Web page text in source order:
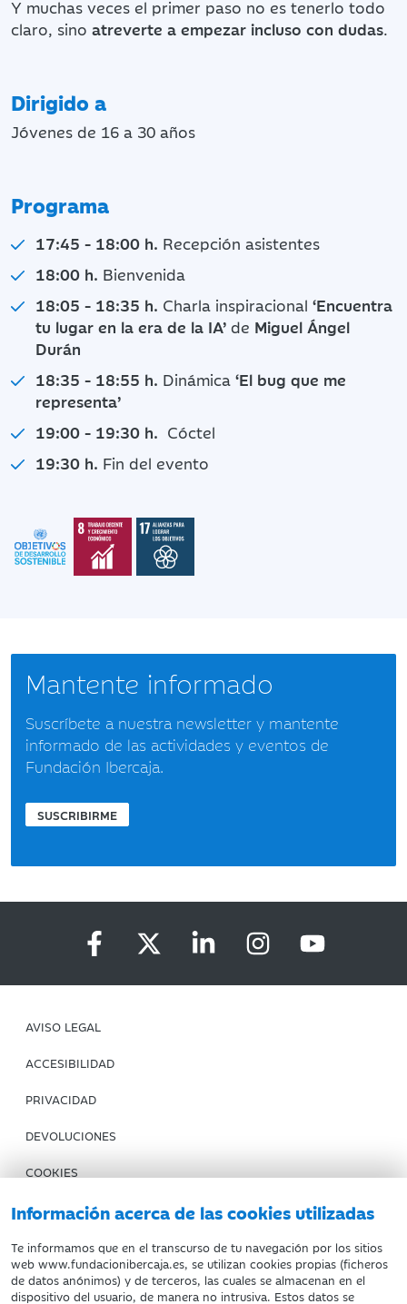
Información acerca de las cookies utilizadas
Te informamos que en el transcurso de tu navegación por los sitios
web www.fundacionibercaja.es, se utilizan cookies propias (ficheros
de datos anónimos) y de terceros, las cuales se almacenan en el
dispositivo del usuario, de manera no intrusiva. Estos datos se
Y muchas veces el primer paso no es tenerlo todo
claro, sino atreverte a empezar incluso con dudas.
Dirigido a
Jóvenes de 16 a 30 años
Programa
17:45 - 18:00 h. Recepción asistentes
18:00 h. Bienvenida
18:05 - 18:35 h. Charla inspiracional ‘Encuentra
tu lugar en la era de la IA’ de Miguel Ángel
Durán
18:35 - 18:55 h. Dinámica ‘El bug que me
representa’
19:00 - 19:30 h. Cóctel
19:30 h. Fin del evento
Mantente informado
Suscríbete a nuestra newsletter y mantente
informado de las actividades y eventos de
Fundación Ibercaja.
SUSCRIBIRME
AVISO LEGAL
ACCESIBILIDAD
PRIVACIDAD
DEVOLUCIONES
COOKIES
CONDICIONES DE COMPRA
IBERCAJA BANCO
Fundación Bancaria Ibercaja. C.I.F. G-50000652.